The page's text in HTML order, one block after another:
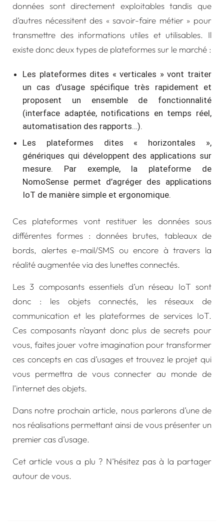
données sont directement exploitables tandis que
d’autres nécessitent des « savoir-faire métier » pour
transmettre des informations utiles et utilisables. Il
existe donc deux types de plateformes sur le marché :
Les plateformes dites « verticales » vont traiter
un cas d’usage spécifique très rapidement et
proposent un ensemble de fonctionnalité
(interface adaptée, notifications en temps réel,
automatisation des rapports…).
Les plateformes dites « horizontales »,
génériques qui développent des applications sur
mesure. Par exemple, la plateforme de
NomoSense permet d’agréger des applications
IoT de manière simple et ergonomique.
Ces plateformes vont restituer les données sous
différentes formes : données brutes, tableaux de
bords, alertes e-mail/SMS ou encore à travers la
réalité augmentée via des lunettes connectés.
Les 3 composants essentiels d’un réseau IoT sont
donc : les objets connectés, les réseaux de
communication et les plateformes de services IoT.
Ces composants n’ayant donc plus de secrets pour
vous, faites jouer votre imagination pour transformer
ces concepts en cas d’usages et trouvez le projet qui
vous permettra de vous connecter au monde de
l’internet des objets.
Dans notre prochain article, nous parlerons d’une de
nos réalisations permettant ainsi de vous présenter un
premier cas d’usage.
Cet article vous a plu ? N’hésitez pas à la partager
autour de vous.